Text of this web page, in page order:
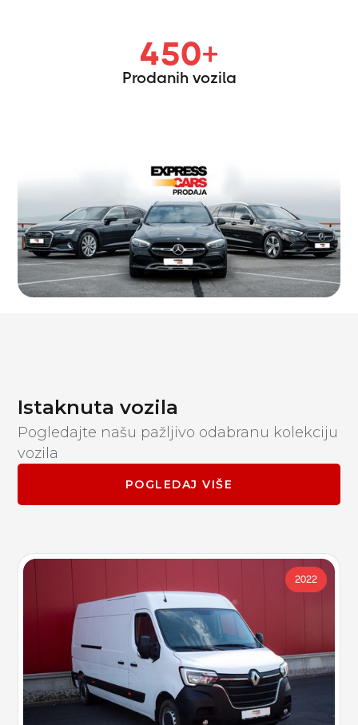
450+
Prodanih vozila
Istaknuta vozila
Pogledajte našu pažljivo odabranu kolekciju
vozila
POGLEDAJ VIŠE
2022